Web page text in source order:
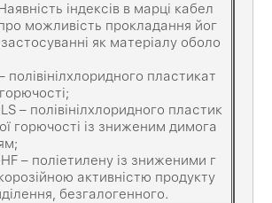
індексів в марці кабел
можливість прокладання йог
застосуванні як матеріалу оболо
пластикат
– полівінілхлоридного пластик
горючості із зниженим димога
– поліетилену із зниженими г
активністю продукту
безгалогенного.